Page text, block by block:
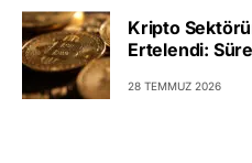
Kripto
Ertelendi:
28 TEMMUZ 2026